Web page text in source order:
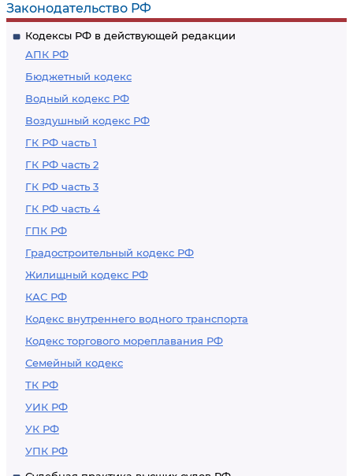
Законодательство РФ
Кодексы РФ в действующей редакции
АПК РФ
Бюджетный кодекс
Водный кодекс РФ
Воздушный кодекс РФ
ГК РФ часть 1
ГК РФ часть 2
ГК РФ часть 3
ГК РФ часть 4
ГПК РФ
Градостроительный кодекс РФ
Жилищный кодекс РФ
КАС РФ
Кодекс внутреннего водного транспорта
Кодекс торгового мореплавания РФ
Семейный кодекс
ТК РФ
УИК РФ
УК РФ
УПК РФ